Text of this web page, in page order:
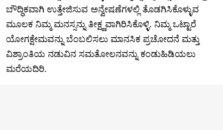
ಬೌದ್ಧಿಕವಾಗಿ ಉತ್ತೇಜಿಸುವ ಅನ್ವೇಷಣೆಗಳಲ್ಲಿ ತೊಡಗಿಸಿಕೊಳ್ಳುವ
ಮೂಲಕ ನಿಮ್ಮ ಮನಸ್ಸನ್ನು ತೀಕ್ಷ್ಣವಾಗಿರಿಸಿಕೊಳ್ಳಿ. ನಿಮ್ಮ ಒಟ್ಟಾರೆ
ಯೋಗಕ್ಷೇಮವನ್ನು ಬೆಂಬಲಿಸಲು ಮಾನಸಿಕ ಪ್ರಚೋದನೆ ಮತ್ತು
ವಿಶ್ರಾಂತಿಯ ನಡುವಿನ ಸಮತೋಲನವನ್ನು ಕಂಡುಹಿಡಿಯಲು
ಮರೆಯದಿರಿ.